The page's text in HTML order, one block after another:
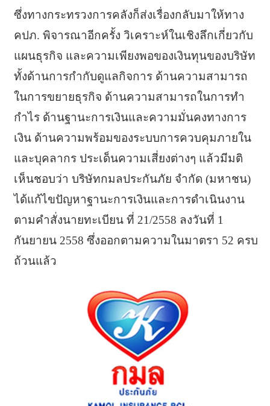
ซึ่งทางกระทรวงการคลังก็ส่งเรื่องกลับมาให้ทาง
คปภ. พิจารณาอีกครั้ง วิเคราะห์ในเชิงลึกเกี่ยวกับ
แผนธุรกิจ และความเพียงพอของเงินทุนของบริษัท
ทั้งด้านการกำกับดูแลกิจการ ด้านความสามารถ
ในการขยายธุรกิจ ด้านความสามารถในการทำ
กำไร ด้านฐานะการเงินและความมั่นคงทางการ
เงิน ด้านความพร้อมของระบบการควบคุมภายใน
และบุคลากร ประเด็นความเสี่ยงต่างๆ แล้วมีมติ
เห็นชอบว่า บริษัทกมลประกันภัย จำกัด (มหาชน)
ได้แก้ไขปัญหาฐานะการเงินและการดำเนินงาน
ตามคำสั่งนายทะเบียน ที่ 21/2558 ลงวันที่ 1
กันยายน 2558 ซึ่งออกตามความในมาตรา 52 ครบ
ถ้วนแล้ว